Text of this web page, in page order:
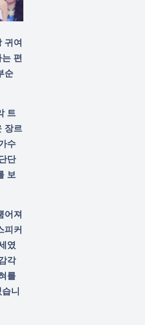
귀여
편
순
트
장르
수
단
보
어져
피커
였
각
를
니